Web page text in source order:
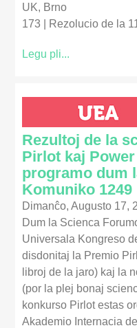
UK, Brno
173 | Rezolucio de la
Legu pli...
Rezultoj de la
Pirlot kaj
programo dum
Komuniko 1249
Dimanĉo, Augusto 17,
Dum la Scienca
Universala Kongreso
disdonitaj la Premio
libroj de la jaro) kaj la
(por la plej bonaj
konkurso Pirlot estas
Akademio Internacia